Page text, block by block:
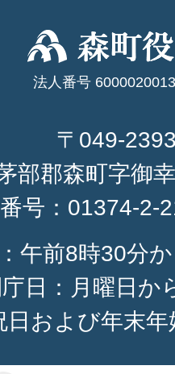
法人番号
〒049-
部郡森町字御
号： 01374-2-
午前8時30分
庁日：月曜日か
日および年末